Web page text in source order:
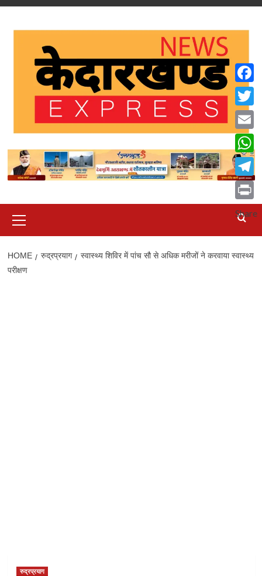
Skip
Menu
HOME रुद्रप्रयाग
स्वास्थ्य शिविर में पांच सौ से अधिक मरीजों ने करवाया स्वास्थ्य
परीक्षण
रुद्रप्रयाग
Email
Print
Share